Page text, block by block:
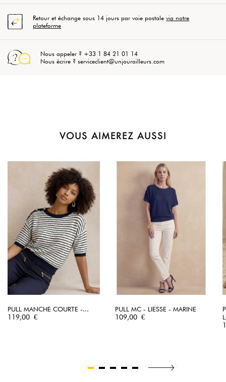
Retour et échange sous 14 jours par voie postalevia notre
plateforme
Nous appeler ? +33 1 84 21 01 14
Nous écrire ? serviceclient@unjourailleurs.com
VOUS AIMEREZ AUSSI
PULL MANCHE COURTE -...
Prix
119,00 €
PULL MC - LIESSE - MARINE
Prix
109,00 €